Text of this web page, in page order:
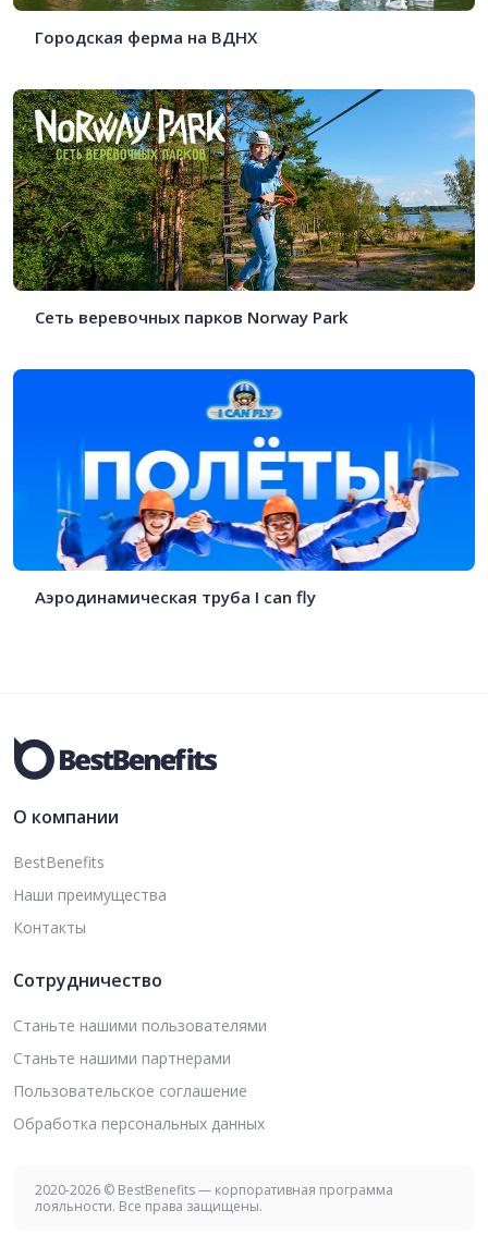
Городская ферма на ВДНХ
Сеть веревочных парков Norway Park
Аэродинамическая труба I can fly
О компании
BestBenefits
Наши преимущества
Контакты
Сотрудничество
Станьте нашими пользователями
Станьте нашими партнерами
Пользовательское соглашение
Обработка персональных данных
2020-2026 © BestBenefits — корпоративная программа
лояльности. Все права защищены.